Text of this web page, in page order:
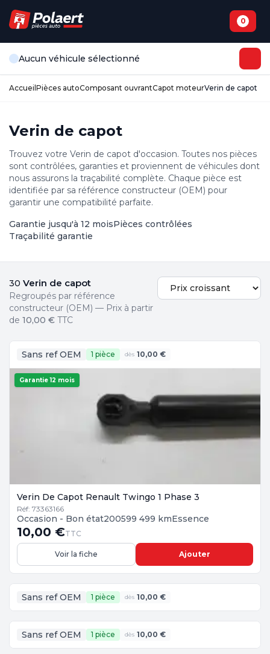
0
Aucun véhicule sélectionné
Accueil Pièces autoComposant ouvrantCapot moteurVerin de capot
Verin de capot
Trouvez votre Verin de capot d'occasion. Toutes nos pièces
sont contrôlées, garanties et proviennent de véhicules dont
nous assurons la traçabilité complète. Chaque pièce est
identifiée par sa référence constructeur (OEM) pour
garantir une compatibilité parfaite.
Garantie jusqu'à 12 moisPièces contrôlées
Traçabilité garantie
30 Verin de capot
Regroupés par référence
constructeur (OEM) — Prix à partir
de 10,00 € TTC
Sans ref OEM 1 pièce dès 10,00 €
Garantie 12 mois
Verin De Capot Renault Twingo 1 Phase 3
Réf: 73363166
Occasion - Bon état200599 499 kmEssence
10,00 €TTC
Voir la fiche Ajouter
Sans ref OEM 1 pièce dès 10,00 €
Sans ref OEM 1 pièce dès 10,00 €